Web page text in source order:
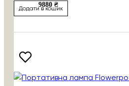
9880 ₴
Додати в кошик